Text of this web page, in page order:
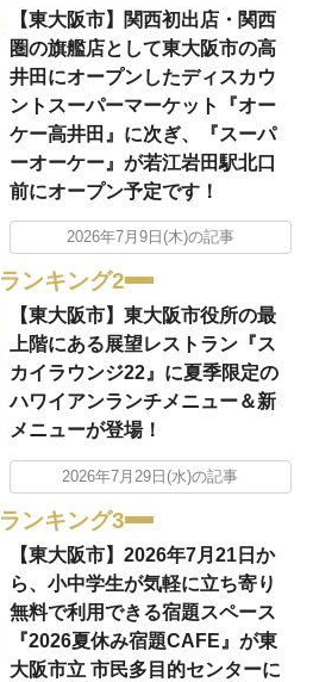
【東大阪市】関西初出店・関西
圏の旗艦店として東大阪市の高
井田にオープンしたディスカウ
ントスーパーマーケット『オー
ケー高井田』に次ぎ、『スーパ
ーオーケー』が若江岩田駅北口
前にオープン予定です！
2026年7月9日(木)の記事
ランキング2
【東大阪市】東大阪市役所の最
上階にある展望レストラン『ス
カイラウンジ22』に夏季限定の
ハワイアンランチメニュー＆新
メニューが登場！
2026年7月29日(水)の記事
ランキング3
【東大阪市】2026年7月21日か
ら、小中学生が気軽に立ち寄り
無料で利用できる宿題スペース
『2026夏休み宿題CAFE』が東
大阪市立 市民多目的センターに